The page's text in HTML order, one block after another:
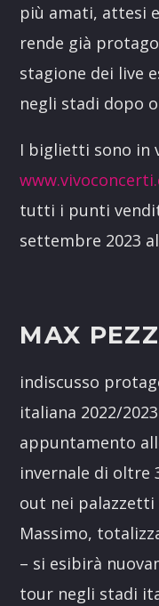
più amati, attesi
rende già
stagione dei live
negli stadi dopo
I biglietti sono in
tutti i punti
settembre 2023
MAX
indiscusso
italiana 2022/
appuntamento
invernale di oltre
out nei palazzetti
Massimo,
– si esibirà
tour negli stadi